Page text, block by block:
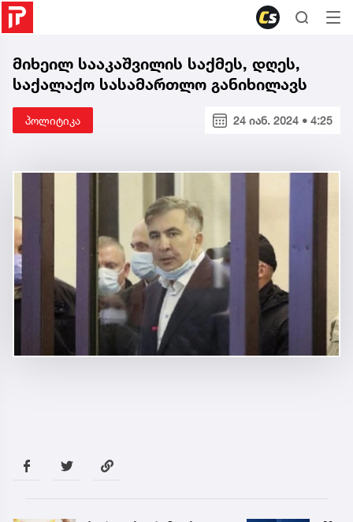
მიხეილ სააკაშვილის საქმეს, დღეს,
საქალაქო სასამართლო განიხილავს
პოლიტიკა 24 იან. 2024 • 4:25